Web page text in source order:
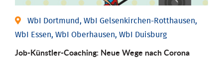
WbI Dortmund, WbI Gelsenkirchen-Rotthausen,
WbI Essen, WbI Oberhausen, WbI Duisburg
Job-Künstler-Coaching: Neue Wege nach Corona